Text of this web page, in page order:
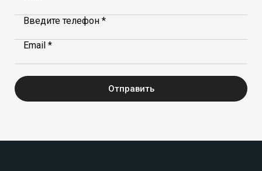
Введите телефон *
Email *
Отправить